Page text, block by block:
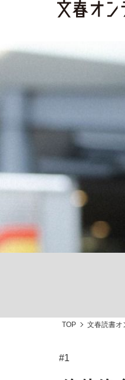
「
終戦か
TOP 文春読書オ
#1